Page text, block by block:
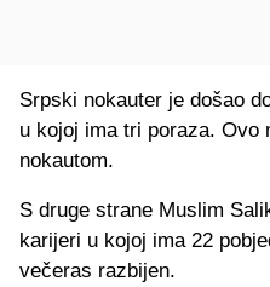
Srpski nokauter je došao
u kojoj ima tri poraza. Ovo
nokautom.
S druge strane Muslim
karijeri u kojoj ima 22
večeras razbijen.